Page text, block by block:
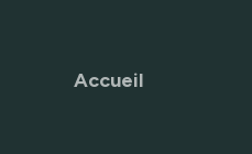
Accueil